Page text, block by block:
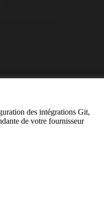
des intégrations Git,
de votre fournisseur